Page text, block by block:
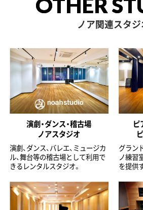
OTHER
ノア関連スタジ
演劇・ダンス・稽古場
ノアスタジオ
演劇、ダンス、バレエ、ミュージカ
ル、舞台等の稽古場として利用で
きるレンタルスタジオ。
ピ
グラン
ノ練習
を提供